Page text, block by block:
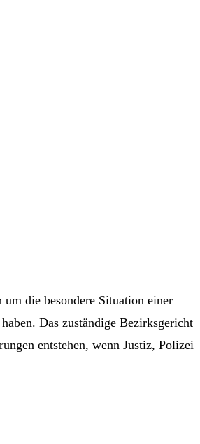
die besondere Situation einer
Das zuständige Bezirksgericht
entstehen, wenn Justiz, Polizei